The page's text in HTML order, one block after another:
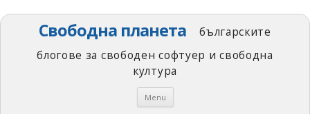
Свободна планета
българските
блогове за свободен софтуер и свободна
култура
Menu Skip